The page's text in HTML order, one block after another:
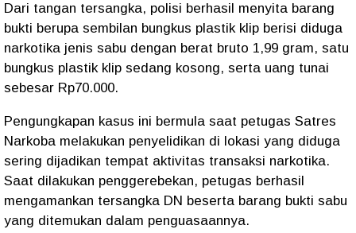
Dari tangan tersangka, polisi berhasil menyita barang
bukti berupa sembilan bungkus plastik klip berisi diduga
narkotika jenis sabu dengan berat bruto 1,99 gram, satu
bungkus plastik klip sedang kosong, serta uang tunai
sebesar Rp70.000.
Pengungkapan kasus ini bermula saat petugas Satres
Narkoba melakukan penyelidikan di lokasi yang diduga
sering dijadikan tempat aktivitas transaksi narkotika.
Saat dilakukan penggerebekan, petugas berhasil
mengamankan tersangka DN beserta barang bukti sabu
yang ditemukan dalam penguasaannya.